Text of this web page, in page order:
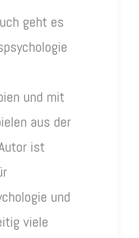
geht es
und mit
aus der
ist
und
viele